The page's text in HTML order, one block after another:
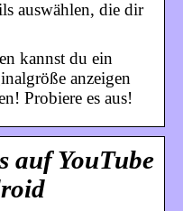
auswählen, die dir
kannst du ein
anzeigen
Probiere es aus!
auf YouTube